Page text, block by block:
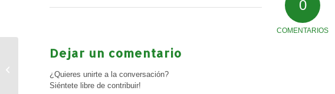
0
COMENTARIOS
Dejar un comentario
¿Quieres unirte a la conversación?
Siéntete libre de contribuir!
Interrupción temporal
del suministro eléctrico
el día 11 de septiembre